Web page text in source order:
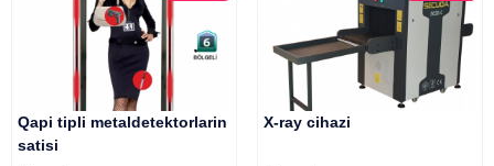
Qapi tipli metaldetektorlarin
satisi
X-ray cihazi